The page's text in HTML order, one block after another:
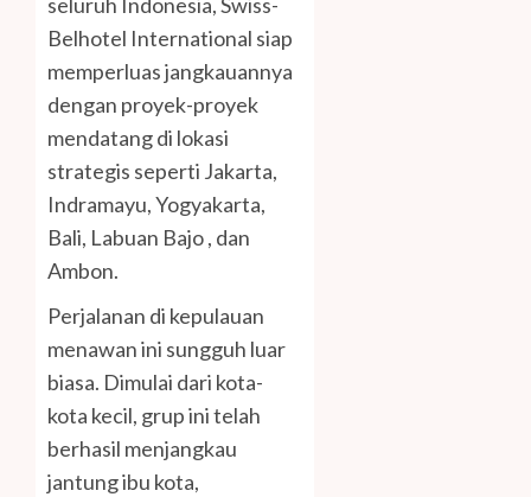
seluruh Indonesia, Swiss-
Belhotel International siap
memperluas jangkauannya
dengan proyek-proyek
mendatang di lokasi
strategis seperti Jakarta,
Indramayu, Yogyakarta,
Bali, Labuan Bajo , dan
Ambon.
Perjalanan di kepulauan
menawan ini sungguh luar
biasa. Dimulai dari kota-
kota kecil, grup ini telah
berhasil menjangkau
jantung ibu kota,